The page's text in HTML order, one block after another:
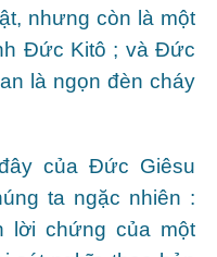
nhưng còn là một
Đức Kitô ; và Đức
là ngọn đèn cháy
của Đức Giêsu
ta ngặc nhiên :
lời chứng của một